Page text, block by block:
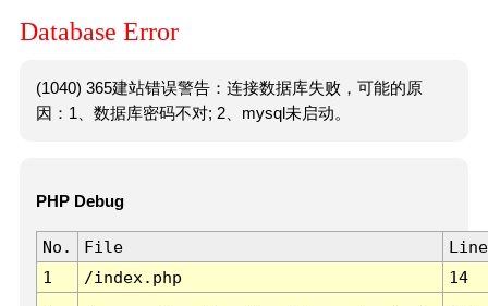
Database Error
(1040) 365建站错误警告：连接数据库失败，可能的原
因：1、数据库密码不对; 2、mysql未启动。
PHP Debug
No. File
Line
1
/index.php 14